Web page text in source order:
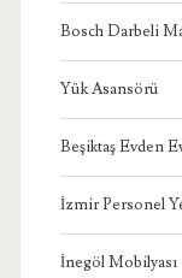
Bosch Darbeli
Yük Asansörü
Beşiktaş Evden
İzmir Personel
İnegöl Mobilyası